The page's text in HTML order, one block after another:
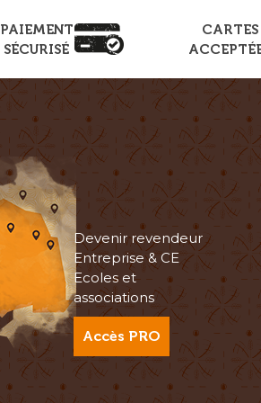
PAIEMENT
SÉCURISÉ
CARTES
Devenir revendeur
Entreprise & CE
Ecoles et
associations
Accès PRO